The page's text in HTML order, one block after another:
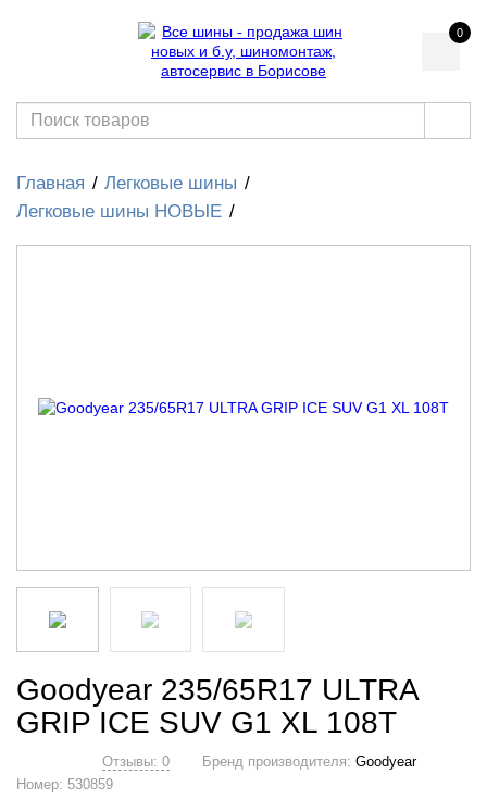
0
Главная
Легковые шины
Легковые шины НОВЫЕ
Goodyear 235/65R17 ULTRA
GRIP ICE SUV G1 XL 108T
Отзывы: 0 Бренд производителя: Goodyear
Номер: 530859